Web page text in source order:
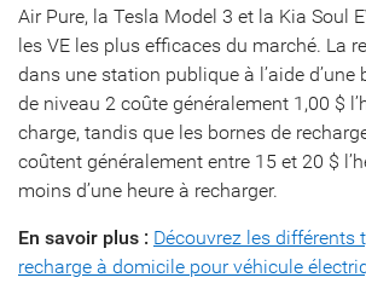
Air Pure, la Tesla Model 3 et la Kia Soul
les VE les plus efficaces du marché. La
dans une station publique à l’aide d’une
de niveau 2 coûte généralement 1,00 $
charge, tandis que les bornes de
coûtent généralement entre 15 et 20 $
moins d’une heure à recharger.
En savoir plus : Découvrez les différents
recharge à domicile pour véhicule